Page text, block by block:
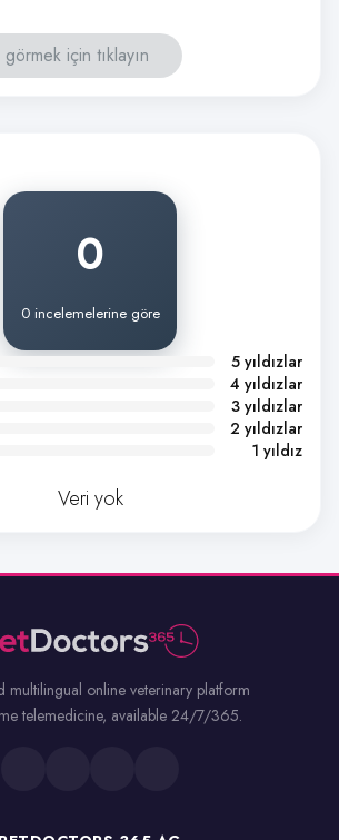
için tıklayın
0
0 incelemelerine göre
5 yıldızlar
4 yıldızlar
3 yıldızlar
2 yıldızlar
1 yıldız
Veri yok
multilingual online veterinary platform
telemedicine, available 24/7/365.